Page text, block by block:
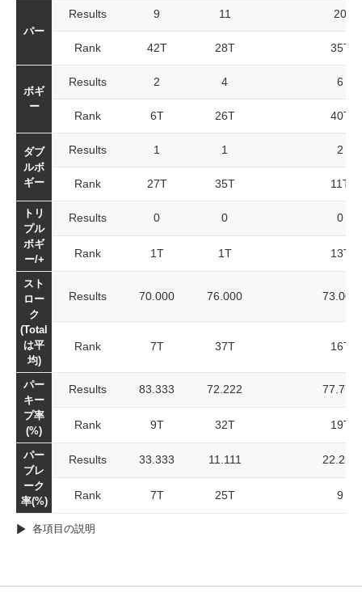
パー
Results 9 11 20
Rank 42T 28T 35T
ボギ
ー
Results 2 4 6
Rank 6T 26T 40T
ダブ
ルボ
ギー
Results 1 1 2
Rank 27T 35T 11T
トリ
プル
ボギ
ー/+
Results 0 0 0
Rank 1T 1T 13T
スト
ロー
ク
(Total
は平
均)
Results 70.000 76.000 73.000
Rank 7T 37T 16T
パー
キー
プ率
(%)
Results 83.333 72.222 77.778
Rank 9T 32T 19T
パー
ブレ
ーク
率(%)
Results 33.333 11.111 22.222
Rank 7T 25T 9
各項目の説明